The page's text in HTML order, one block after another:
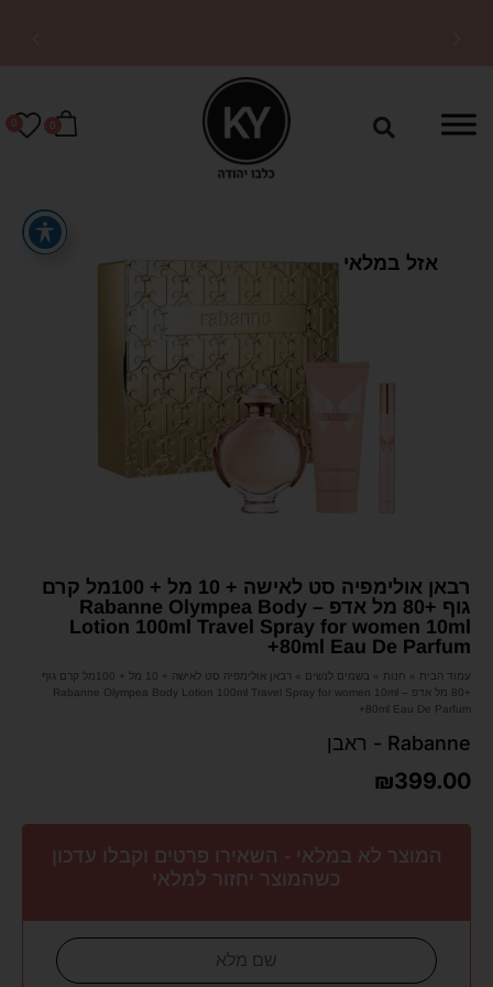
0
0
אזל במלאי
רבאן אולימפיה סט לאישה + 10 מל + 100מל קרם
גוף +80 מל אדפ – Rabanne Olympea Body
Lotion 100ml Travel Spray for women 10ml
+80ml Eau De Parfum
עמוד הבית » חנות » בשמים לנשים »
רבאן אולימפיה סט לאישה + 10 מל + 100מל קרם גוף
+80 מל אדפ – Rabanne Olympea Body Lotion 100ml Travel Spray for women 10ml
+80ml Eau De Parfum
Rabanne - ראבן
₪399.00
המוצר לא במלאי - השאירו פרטים וקבלו עדכון
כשהמוצר יחזור למלאי